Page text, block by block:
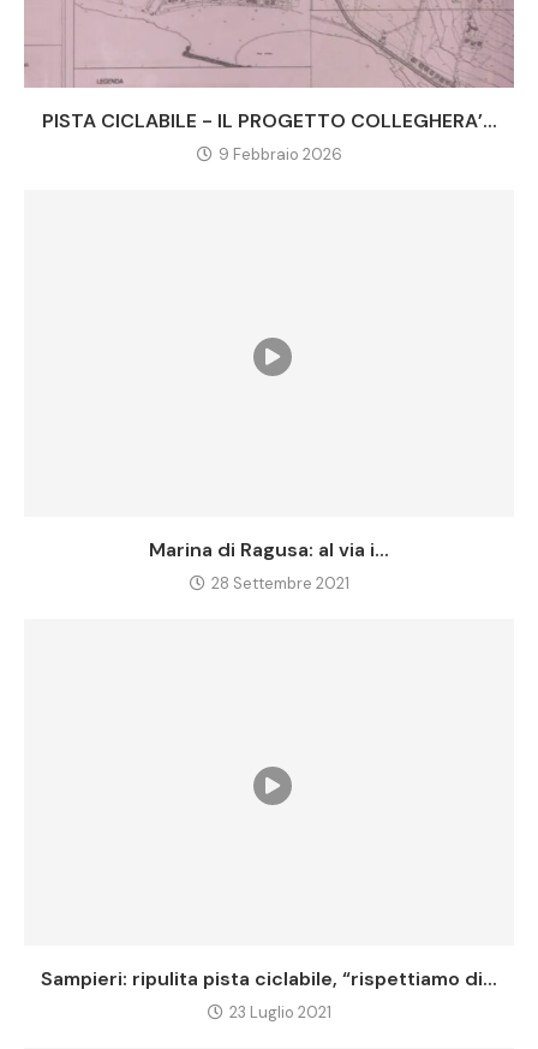
PISTA CICLABILE - IL PROGETTO COLLEGHERA’...
9 Febbraio 2026
Marina di Ragusa: al via i...
28 Settembre 2021
Sampieri: ripulita pista ciclabile, “rispettiamo di...
23 Luglio 2021